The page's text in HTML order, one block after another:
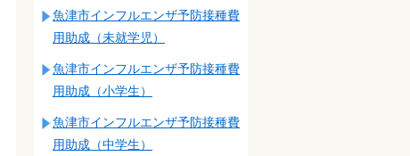
魚津市インフルエンザ予防接種費
用助成（未就学児）
魚津市インフルエンザ予防接種費
用助成（小学生）
魚津市インフルエンザ予防接種費
用助成（中学生）